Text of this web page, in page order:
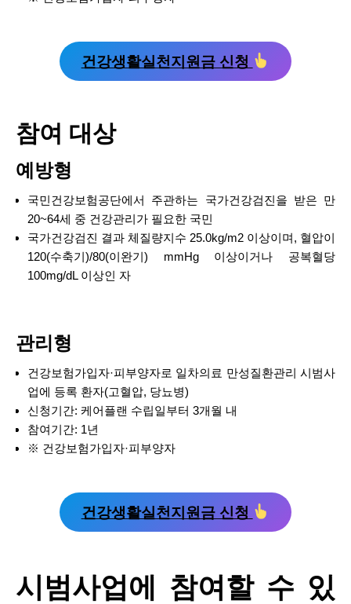
건강생활실천지원금 신청
참여 대상
예방형
국민건강보험공단에서 주관하는 국가건강검진을 받은 만
20~64세 중 건강관리가 필요한 국민
국가건강검진 결과 체질량지수 25.0kg/m2 이상이며, 혈압이
120(수축기)/80(이완기) mmHg 이상이거나 공복혈당
100mg/dL 이상인 자
관리형
건강보험가입자·피부양자로 일차의료 만성질환관리 시범사
업에 등록 환자(고혈압, 당뇨병)
신청기간: 케어플랜 수립일부터 3개월 내
참여기간: 1년
※ 건강보험가입자·피부양자
건강생활실천지원금 신청
시범사업에 참여할 수 있